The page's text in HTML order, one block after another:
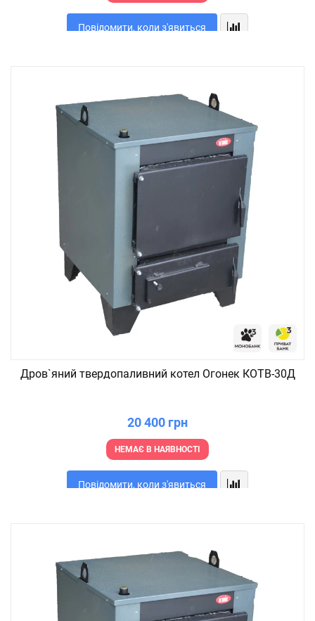
Повідомити, коли з'явиться
Дров`яний твердопаливний котел Огонек КОТВ-30Д
20 400 грн
НЕМАЄ В НАЯВНОСТІ
Повідомити, коли з'явиться